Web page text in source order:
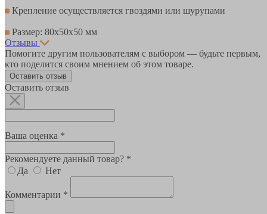
Крепление осуществляется гвоздями или шурупами
Размер: 80х50х50 мм
Отзывы
Помогите другим пользователям с выбором — будьте первым,
кто поделится своим мнением об этом товаре.
Оставить отзыв
Оставить отзыв
Ваша оценка *
Рекомендуете данный товар? *
Да
Нет
Комментарии *